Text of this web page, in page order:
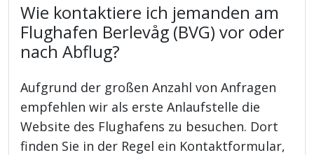
Wie kontaktiere ich jemanden am
Flughafen Berlevåg (BVG) vor oder
nach Abflug?
Aufgrund der großen Anzahl von Anfragen
empfehlen wir als erste Anlaufstelle die
Website des Flughafens zu besuchen. Dort
finden Sie in der Regel ein Kontaktformular,